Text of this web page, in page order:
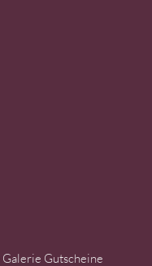
Galerie Gutscheine